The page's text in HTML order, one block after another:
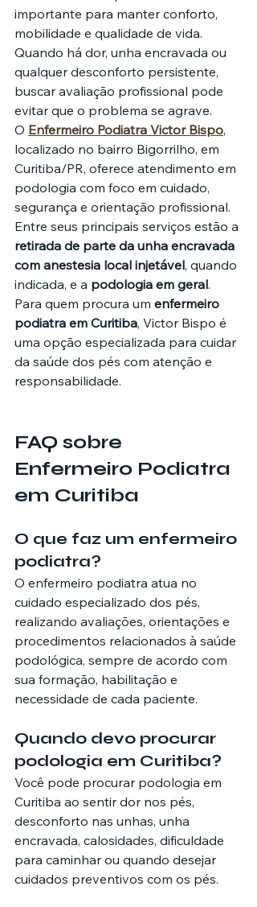
importante para manter conforto,
mobilidade e qualidade de vida.
Quando há dor, unha encravada ou
qualquer desconforto persistente,
buscar avaliação profissional pode
evitar que o problema se agrave.
O Enfermeiro Podiatra Victor Bispo,
localizado no bairro Bigorrilho, em
Curitiba/PR, oferece atendimento em
podologia com foco em cuidado,
segurança e orientação profissional.
Entre seus principais serviços estão a
retirada de parte da unha encravada
com anestesia local injetável, quando
indicada, e a podologia em geral.
Para quem procura um enfermeiro
podiatra em Curitiba, Victor Bispo é
uma opção especializada para cuidar
da saúde dos pés com atenção e
responsabilidade.
FAQ sobre
Enfermeiro Podiatra
em Curitiba
O que faz um enfermeiro
podiatra?
O enfermeiro podiatra atua no
cuidado especializado dos pés,
realizando avaliações, orientações e
procedimentos relacionados à saúde
podológica, sempre de acordo com
sua formação, habilitação e
necessidade de cada paciente.
Quando devo procurar
podologia em Curitiba?
Você pode procurar podologia em
Curitiba ao sentir dor nos pés,
desconforto nas unhas, unha
encravada, calosidades, dificuldade
para caminhar ou quando desejar
cuidados preventivos com os pés.